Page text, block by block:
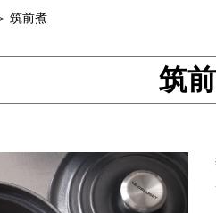
筑前煮
筑